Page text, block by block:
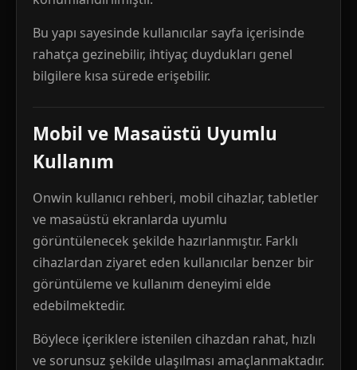
Bu yapı sayesinde kullanıcılar sayfa içerisinde
rahatça gezinebilir, ihtiyaç duydukları genel
bilgilere kısa sürede erişebilir.
Mobil ve Masaüstü Uyumlu
Kullanım
Onwin kullanıcı rehberi, mobil cihazlar, tabletler
ve masaüstü ekranlarda uyumlu
görüntülenecek şekilde hazırlanmıştır. Farklı
cihazlardan ziyaret eden kullanıcılar benzer bir
görüntüleme ve kullanım deneyimi elde
edebilmektedir.
Böylece içeriklere istenilen cihazdan rahat, hızlı
ve sorunsuz şekilde ulaşılması amaçlanmaktadır.